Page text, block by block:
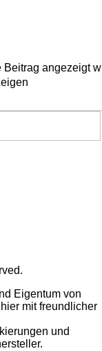
Beitrag angezeigt
Eigentum von
mit freundlicher
und